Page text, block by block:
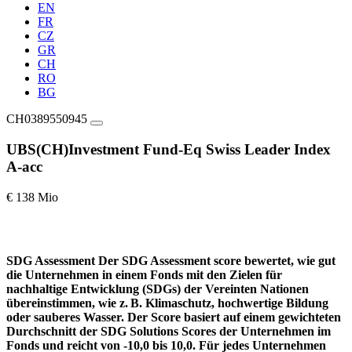
EN
FR
CZ
GR
CH
RO
BG
CH0389550945
UBS(CH)Investment Fund-Eq Swiss Leader Index
A-acc
€ 138 Mio
SDG Assessment Der SDG Assessment score bewertet, wie gut
die Unternehmen in einem Fonds mit den Zielen für
nachhaltige Entwicklung (SDGs) der Vereinten Nationen
übereinstimmen, wie z. B. Klimaschutz, hochwertige Bildung
oder sauberes Wasser. Der Score basiert auf einem gewichteten
Durchschnitt der SDG Solutions Scores der Unternehmen im
Fonds und reicht von -10,0 bis 10,0. Für jedes Unternehmen